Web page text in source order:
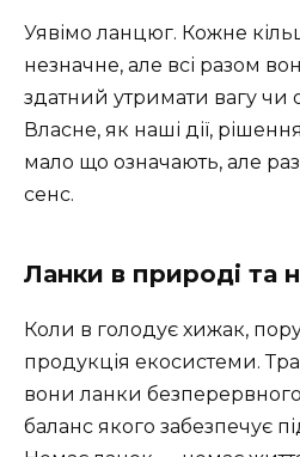
Уявімо ланцюг. Кожне
незначне, але всі разом
здатний утримати вагу чи
Власне, як наші дії,
мало що означають, але
сенс.
Ланки в природі та
Коли в голодує хижак,
продукція екосистеми.
вони ланки
баланс якого забезпечує